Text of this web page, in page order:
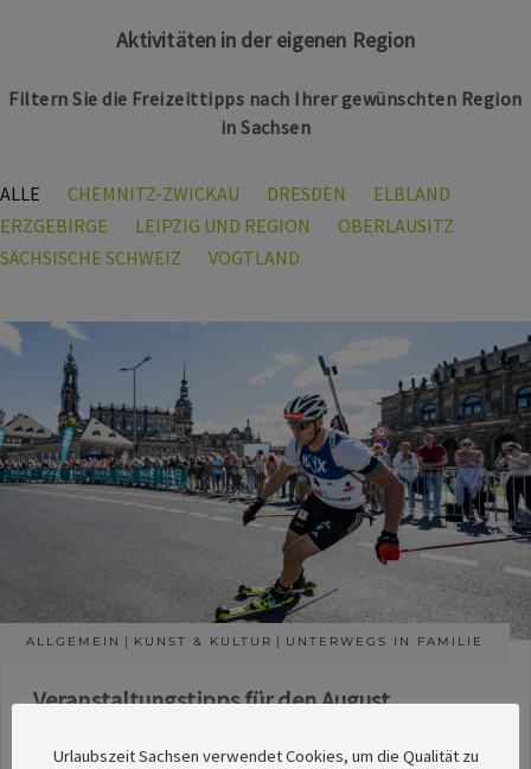
Aktivitäten in der eigenen Region
Filtern Sie die Freizeittipps nach Ihrer gewünschten Region
in Sachsen
ALLE CHEMNITZ-ZWICKAU DRESDEN
ELBLAND
ERZGEBIRGE
LEIPZIG UND REGION
OBERLAUSITZ
SÄCHSISCHE SCHWEIZ
VOGTLAND
ALLGEMEIN KUNST & KULTUR UNTERWEGS IN FAMILIE
Veranstaltungstipps für den August
Urlaubszeit Sachsen verwendet Cookies, um die Qualität zu